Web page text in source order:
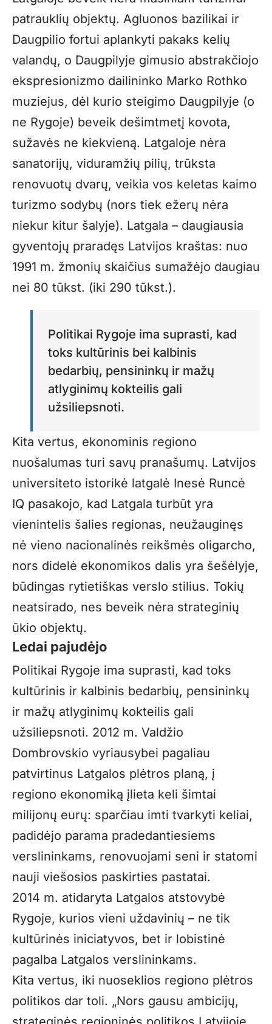
patrauklių objektų. Agluonos bazilikai ir
Daugpilio fortui aplankyti pakaks kelių
valandų, o Daugpilyje gimusio abstrakčiojo
ekspresionizmo dailininko Marko Rothko
muziejus, dėl kurio steigimo Daugpilyje (o
ne Rygoje) beveik dešimtmetį kovota,
sužavės ne kiekvieną. Latgaloje nėra
sanatorijų, viduramžių pilių, trūksta
renovuotų dvarų, veikia vos keletas kaimo
turizmo sodybų (nors tiek ežerų nėra
niekur kitur šalyje). Latgala – daugiausia
gyventojų praradęs Latvijos kraštas: nuo
1991 m. žmonių skaičius sumažėjo daugiau
nei 80 tūkst. (iki 290 tūkst.).
Politikai Rygoje ima suprasti, kad
toks kultūrinis bei kalbinis
bedarbių, pensininkų ir mažų
atlyginimų kokteilis gali
užsiliepsnoti.
Kita vertus, ekonominis regiono
nuošalumas turi savų pranašumų. Latvijos
universiteto istorikė latgalė Inesė Runcė
IQ pasakojo, kad Latgala turbūt yra
vienintelis šalies regionas, neužauginęs
nė vieno nacionalinės reikšmės oligarcho,
nors didelė ekonomikos dalis yra šešėlyje,
būdingas rytietiškas verslo stilius. Tokių
neatsirado, nes beveik nėra strateginių
ūkio objektų.
Ledai pajudėjo
Politikai Rygoje ima suprasti, kad toks
kultūrinis ir kalbinis bedarbių, pensininkų
ir mažų atlyginimų kokteilis gali
užsiliepsnoti. 2012 m. Valdžio
Dombrovskio vyriausybei pagaliau
patvirtinus Latgalos plėtros planą, į
regiono ekonomiką įlieta keli šimtai
milijonų eurų: sparčiau imti tvarkyti keliai,
padidėjo parama pradedantiesiems
verslininkams, renovuojami seni ir statomi
nauji viešosios paskirties pastatai.
2014 m. atidaryta Latgalos atstovybė
Rygoje, kurios vieni uždavinių – ne tik
kultūrinės iniciatyvos, bet ir lobistinė
pagalba Latgalos verslininkams.
Kita vertus, iki nuoseklios regiono plėtros
politikos dar toli. „Nors gausu ambicijų,